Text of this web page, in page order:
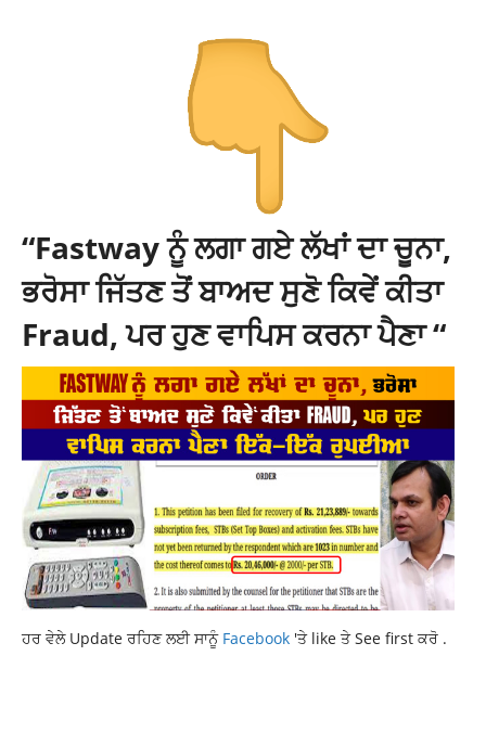
“Fastway ਨੂੰ ਲਗਾ ਗਏ ਲੱਖਾਂ ਦਾ ਚੂਨਾ,
ਭਰੋਸਾ ਜਿੱਤਣ ਤੋਂ ਬਾਅਦ ਸੁਣੋ ਕਿਵੇਂ ਕੀਤਾ
Fraud, ਪਰ ਹੁਣ ਵਾਪਿਸ ਕਰਨਾ ਪੈਣਾ “
ਹਰ ਵੇਲੇ Update ਰਹਿਣ ਲਈ ਸਾਨੂੰ Facebook 'ਤੇ like ਤੇ See first ਕਰੋ .